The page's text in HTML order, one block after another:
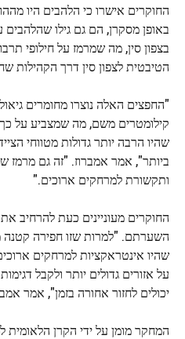
החוקרים אישרו כי הלהבים היו
באופן מסקרן, הם גם גילו
בצפון סין, מה שמרמז על חילופי
הטיבטית לצפון סין דרך הקהילות
"החפצים האלה נוצרו מחומרים
קילומטרים משם, מה שמצביע על
שהיו הרבה יותר גדולות מטווחי
ביותר", אמר אמברוז. "זה גם מרמז
ותקשורת למרחקים ארוכים."
החוקרים מעוניינים כעת להרחיב
השערתם. "למרות שזו חפירה קטנה
שהיו אינטראקציות למרחקים
על אזורים גדולים יותר ולקבל
יכולים לחזור אחורה בזמן", אמר
המחקר מומן על ידי הקרן